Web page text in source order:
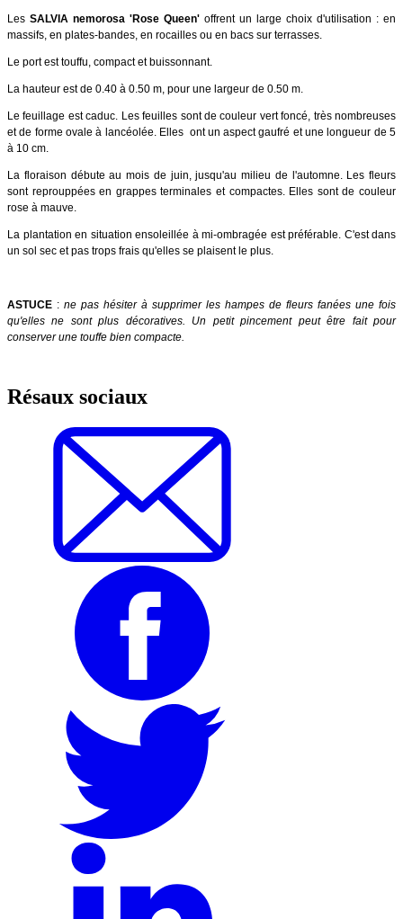
Les SALVIA nemorosa 'Rose Queen' offrent un large choix d'utilisation : en
massifs, en plates-bandes, en rocailles ou en bacs sur terrasses.
Le port est touffu, compact et buissonnant.
La hauteur est de 0.40 à 0.50 m, pour une largeur de 0.50 m.
Le feuillage est caduc. Les feuilles sont de couleur vert foncé, très nombreuses
et de forme ovale à lancéolée. Elles ont un aspect gaufré et une longueur de 5
à 10 cm.
La floraison débute au mois de juin, jusqu'au milieu de l'automne. Les fleurs
sont reprouppées en grappes terminales et compactes. Elles sont de couleur
rose à mauve.
La plantation en situation ensoleillée à mi-ombragée est préférable. C'est dans
un sol sec et pas trops frais qu'elles se plaisent le plus.
ASTUCE : ne pas hésiter à supprimer les hampes de fleurs fanées une fois
qu'elles ne sont plus décoratives. Un petit pincement peut être fait pour
conserver une touffe bien compacte.
Résaux sociaux